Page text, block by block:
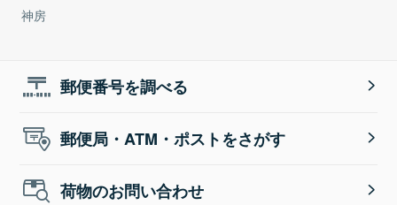
神房
郵便番号を調べる
郵便局・ATM・ポストをさがす
荷物のお問い合わせ